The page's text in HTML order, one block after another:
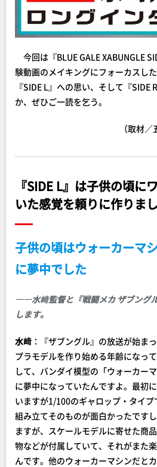
今回は『BLUE GALE XABUNGLE
験動画のメイキングにフォーカスし
『SIDE L』への思い、そして『SIDE
か、ぜひご一読を乞う。
（取材
『SIDE L』は子供の頃に
いた感覚を頼りに作りま
子供の頃はウォーカーマ
に夢中でした
――水﨑監督と『戦闘メカ ザブング
します。
水﨑 ：『ザブングル』の放送が始ま
プラモデルを作り始める年齢になっ
して、バンダイ模型の「ウォーカー
に夢中になっていたんですよ。最初
いますが1/100のギャロップ・タイ
組み立てそのものが面白かったです
ますが、スケールモデルに寄せた商
物などが付属していて、それがまた
んです。他のウォーカーマシンだと